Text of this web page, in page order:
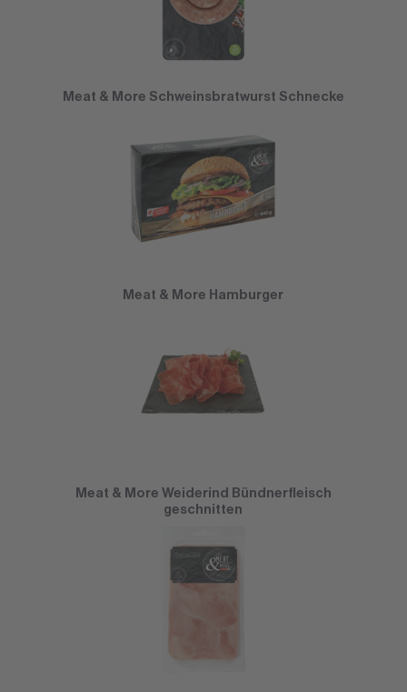
Meat & More Schweinsbratwurst Schnecke
Meat & More Hamburger
Meat & More Weiderind Bündnerfleisch
geschnitten